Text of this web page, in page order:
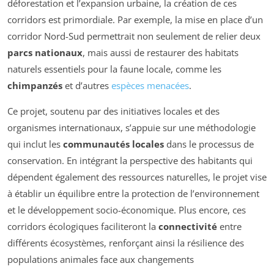
déforestation et l’expansion urbaine, la création de ces
corridors est primordiale. Par exemple, la mise en place d’un
corridor Nord-Sud permettrait non seulement de relier deux
parcs nationaux, mais aussi de restaurer des habitats
naturels essentiels pour la faune locale, comme les
chimpanzés et d’autres espèces menacées.
Ce projet, soutenu par des initiatives locales et des
organismes internationaux, s’appuie sur une méthodologie
qui inclut les communautés locales dans le processus de
conservation. En intégrant la perspective des habitants qui
dépendent également des ressources naturelles, le projet vise
à établir un équilibre entre la protection de l’environnement
et le développement socio-économique. Plus encore, ces
corridors écologiques faciliteront la connectivité entre
différents écosystèmes, renforçant ainsi la résilience des
populations animales face aux changements